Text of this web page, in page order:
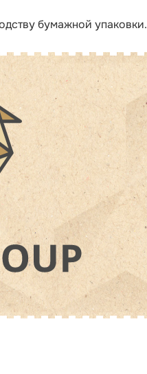
бумажной упаковки.